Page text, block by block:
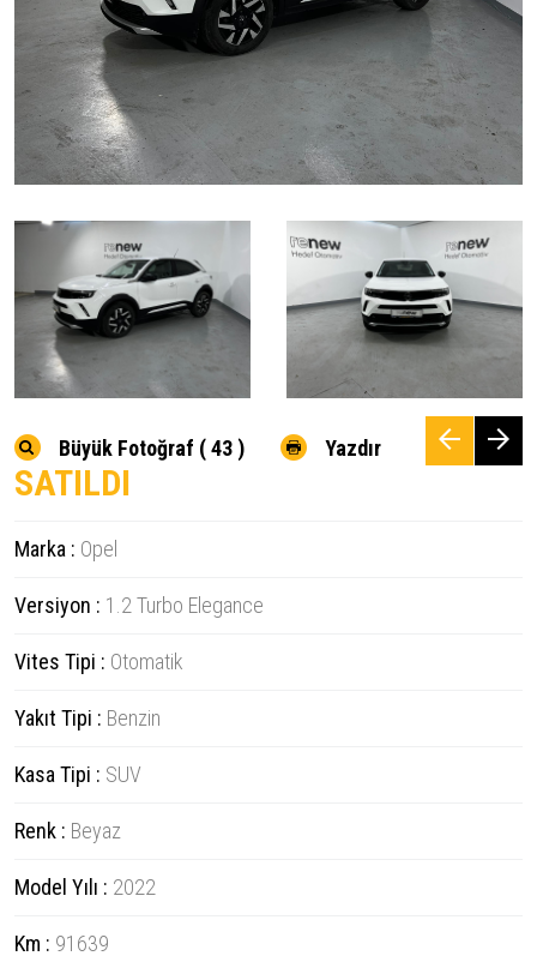
Büyük Fotoğraf ( 43 ) Yazdır
SATILDI
Marka : Opel
Versiyon : 1.2 Turbo Elegance
Vites Tipi : Otomatik
Yakıt Tipi : Benzin
Kasa Tipi : SUV
Renk : Beyaz
Model Yılı : 2022
Km : 91639